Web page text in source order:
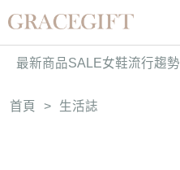
最新商品SALE女鞋流行趨勢
首頁 > 生活誌